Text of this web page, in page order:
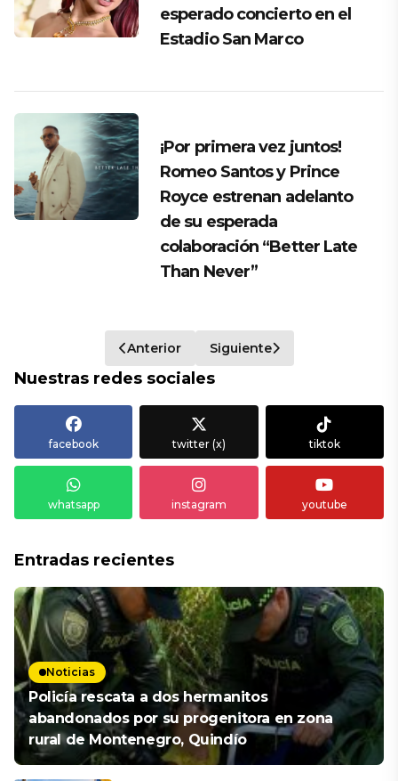
esperado concierto en el
Estadio San Marco
¡Por primera vez juntos!
Romeo Santos y Prince
Royce estrenan adelanto
de su esperada
colaboración “Better Late
Than Never”
Anterior Siguiente
Nuestras redes sociales
facebook twitter (x) tiktok
whatsapp instagram youtube
Entradas recientes
Noticias
Policía rescata a dos hermanitos
abandonados por su progenitora en zona
rural de Montenegro, Quindío